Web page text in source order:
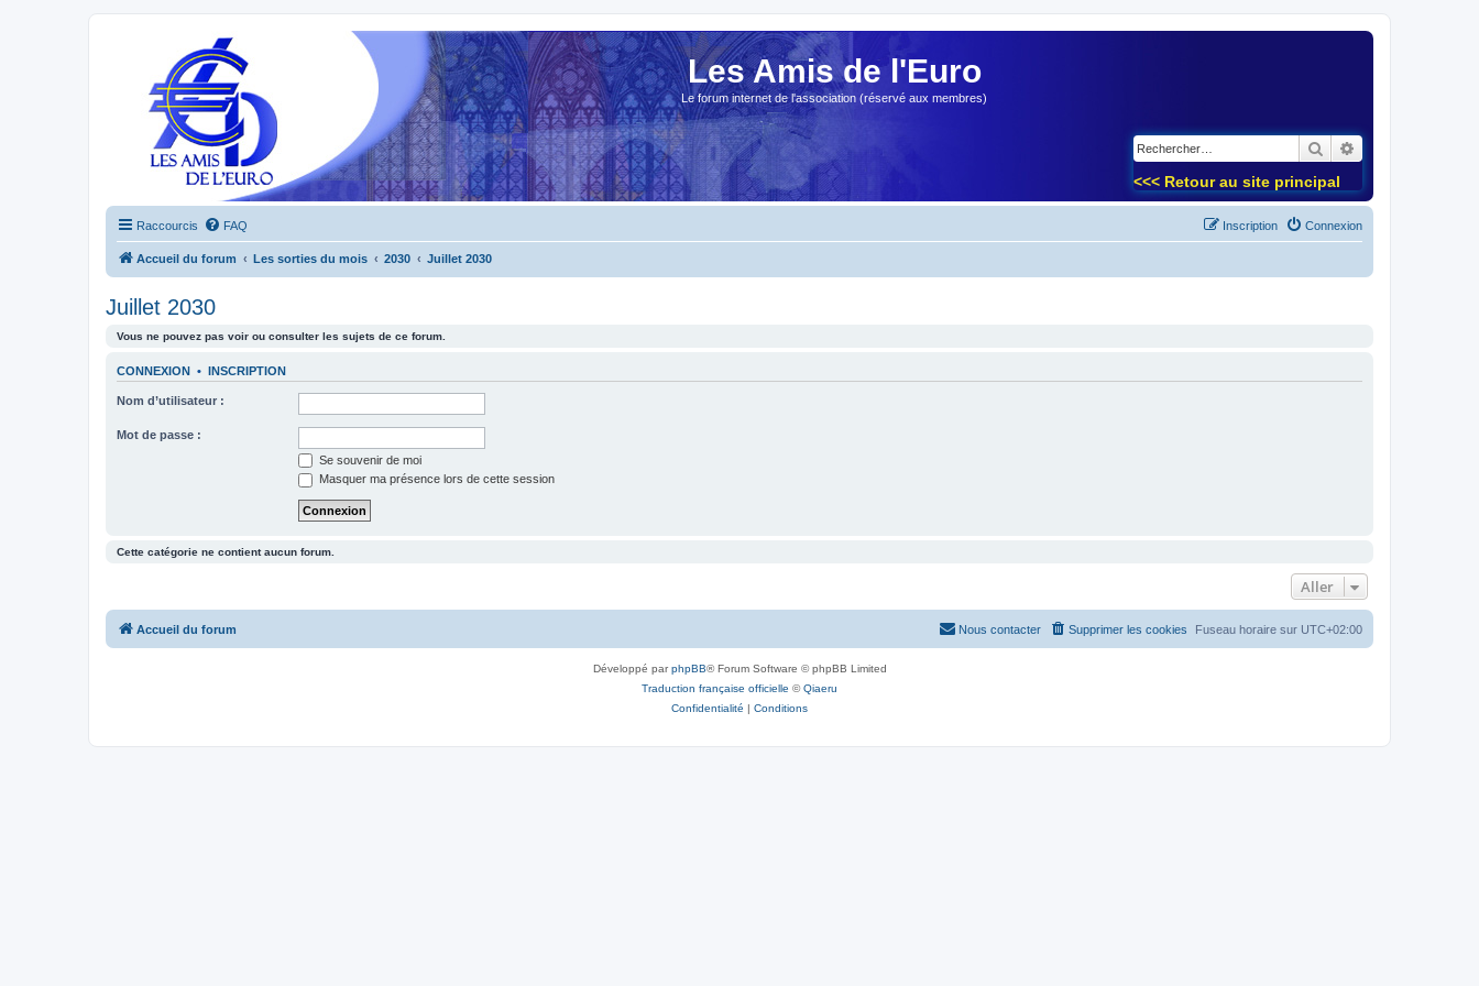
Les Amis de l'Euro
Le forum internet de l'association (réservé aux membres)
Rechercher
<<< Retour au site principal
Raccourcis FAQ Connexion
Inscription
Accueil du forum Les sorties du mois 2030 Juillet 2030
Juillet 2030
Vous ne pouvez pas voir ou consulter les sujets de ce forum.
CONNEXION • INSCRIPTION
Nom d’utilisateur :
Mot de passe :
Se souvenir de moi
Masquer ma présence lors de cette session
Cette catégorie ne contient aucun forum.
Aller
Accueil du forum Fuseau horaire sur UTC+02:00
Supprimer les cookies
Nous contacter
Développé parphpBB® Forum Software © phpBB Limited
Traduction française officielle ©Qiaeru
Confidentialité | Conditions